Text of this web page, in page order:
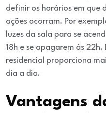
definir os horários em que
ações ocorram. Por
luzes da sala para se
18h e se apagarem às
residencial proporciona
dia a dia.
Vantagens